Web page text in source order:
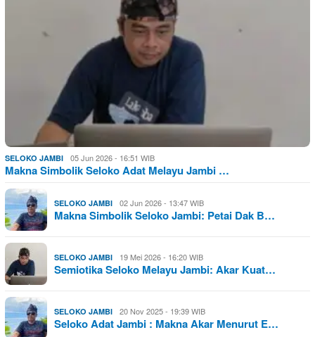
SELOKO JAMBI 05 Jun 2026 - 16:51 WIB
Makna Simbolik Seloko Adat Melayu Jambi …
SELOKO JAMBI 02 Jun 2026 - 13:47 WIB
Makna Simbolik Seloko Jambi: Petai Dak B…
SELOKO JAMBI 19 Mei 2026 - 16:20 WIB
Semiotika Seloko Melayu Jambi: Akar Kuat…
SELOKO JAMBI 20 Nov 2025 - 19:39 WIB
Seloko Adat Jambi : Makna Akar Menurut E…